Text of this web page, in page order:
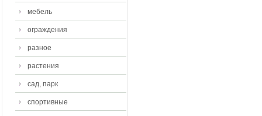
мебель
ограждения
разное
растения
сад, парк
спортивные